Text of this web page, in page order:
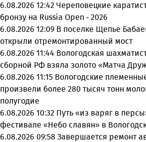
6.08.2026 12:42 Череповецкие
бронзу на Russia Open - 2026
6.08.2026 12:09 В поселке Щепье
открыли отремонтированный мост
6.08.2026 11:44 Вологодская
сборной РФ взяла золото «Матча
6.08.2026 11:15 Вологодские
произвели более 280 тысяч тонн
полугодие
6.08.2026 10:32 Путь «из варяг в
фестивале «Небо славян» в
6.08.2026 09:58 Завершается ремонт